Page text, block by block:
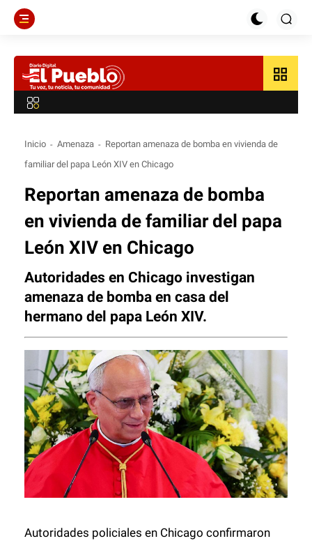
grid_view
Inicio Amenaza
Reportan amenaza de bomba en vivienda de
familiar del papa León XIV en Chicago
Reportan amenaza de bomba
en vivienda de familiar del papa
León XIV en Chicago
Autoridades en Chicago investigan
amenaza de bomba en casa del
hermano del papa León XIV.
Autoridades policiales en Chicago confirmaron